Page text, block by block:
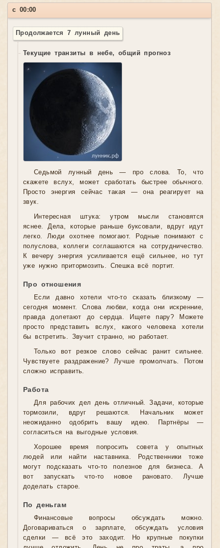
с 00:00
Продолжается 7 лунный день
Текущие транзиты в небе, общий прогноз
Седьмой лунный день — про слова. То, что
скажете вслух, может сработать быстрее обычного.
Просто энергия сейчас такая — она реагирует на
звук.
Интересная штука: утром мысли становятся
яснее. Дела, которые раньше буксовали, вдруг идут
легко. Люди охотнее помогают. Родные понимают с
полуслова, коллеги соглашаются на сотрудничество.
К вечеру энергия усиливается ещё сильнее, но тут
уже нужно притормозить. Спешка всё портит.
Про отношения
Если давно хотели что-то сказать близкому —
сегодня момент. Слова любви, когда они искренние,
правда долетают до сердца. Ищете пару? Можете
просто представить вслух, какого человека хотели
бы встретить. Звучит странно, но работает.
Только вот резкое слово сейчас ранит сильнее.
Чувствуете раздражение? Лучше промолчать. Потом
сложно исправить.
Работа
Для рабочих дел день отличный. Задачи, которые
тормозили, вдруг решаются. Начальник может
неожиданно одобрить вашу идею. Партнёры —
согласиться на выгодные условия.
Хорошее время попросить совета у опытных
людей или найти наставника. Родственники тоже
могут подсказать что-то полезное для бизнеса. А
вот запускать что-то новое рановато. Лучше
доделать старое.
По деньгам
Финансовые вопросы обсуждать можно.
Договариваться о зарплате, обсуждать условия
сделки — всё это заходит. Но крупные покупки